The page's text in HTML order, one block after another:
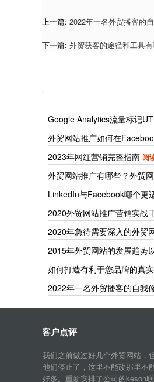
上一篇: 2022年一名外贸播客的
下一篇: 外贸获客的途径和工具有
Google Analytics流量标记
外贸网站推广如何在
2023年网红营销完整指南 阅
外贸网站推广有哪些？外贸
LinkedIn与Facebook哪个更
2020外贸网站推广营销实战
2020年急待需要深入的外贸
2015年外贸网站的发展趋势
如何打造有利于您品牌的真
2022年一名外贸播客的自我
客户点评
我们之前做过好几个外贸网站，
他们停止了，这里不能改那里不
好多。重新安排了公司的keson